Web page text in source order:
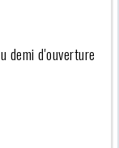
demi d'ouverture